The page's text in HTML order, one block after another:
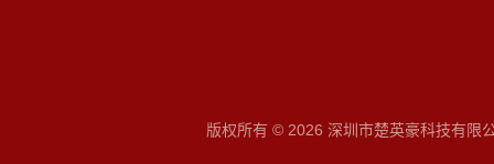
版权所有 © 2026 深圳市楚英豪科技有限